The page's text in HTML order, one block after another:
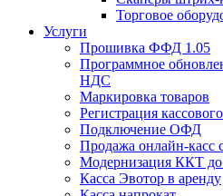
Торговое
Услуги
Прошивка ФФД 1.05
Программное
НДС
Маркировка товаров
Регистрация
Подключение ОФД
Продажа онлайн-
Модернизация ККТ
Касса Эвотор в аренду